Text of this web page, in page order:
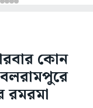
কোন
রমরমা